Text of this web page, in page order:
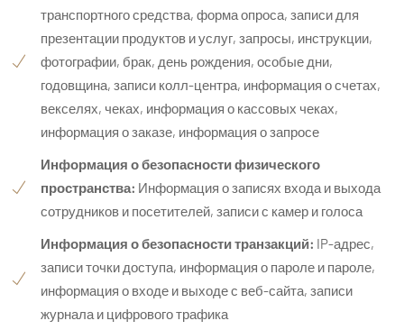
транспортного средства, форма опроса, записи для
презентации продуктов и услуг, запросы, инструкции,
фотографии, брак, день рождения, особые дни,
годовщина, записи колл-центра, информация о счетах,
векселях, чеках, информация о кассовых чеках,
информация о заказе, информация о запросе
Информация о безопасности физического
пространства: Информация о записях входа и выхода
сотрудников и посетителей, записи с камер и голоса
Информация о безопасности транзакций: IP-адрес,
записи точки доступа, информация о пароле и пароле,
информация о входе и выходе с веб-сайта, записи
журнала и цифрового трафика